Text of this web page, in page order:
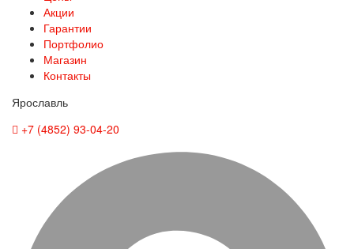
Акции
Гарантии
Портфолио
Магазин
Контакты
Ярославль
+7 (4852) 93-04-20